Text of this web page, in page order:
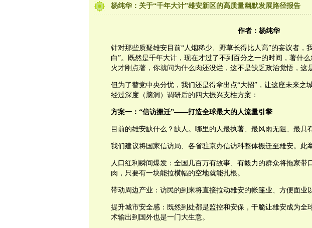
杨纯华：关于“千年大计”雄安新区的高质量幽默发展路径报告
作者：杨纯华
针对那些质疑雄安目前“人烟稀少、野草长得比人高”的妄议者，
白”。既然是千年大计，现在才过了不到百分之一的时间，著什
火才刚点著，你就问为什么肉还没烂，这不是缺乏政治觉悟，这
但为了替党中央分忧，我们还是得拿出点“大招”，让这座未来之
经过深度（脑洞）调研后的四大振兴支柱方案：
方案一：“信访搬迁”——打造全球最大的人流量引擎
目前的雄安缺什么？缺人。哪里的人最执著、最风雨无阻、最具
我们建议将国家信访局、各省驻京办信访科整体搬迁至雄安。此
人口红利瞬间爆发：全国几百万有故事、有毅力的群众将拖家带
肉，只要有一块能拉横幅的空地就能扎根。
带动周边产业：访民的到来将直接拉动雄安的帐篷业、方便面业
提升城市安全感：既然到处都是监控和安保，干脆让雄安成为全
术输出到国外也是一门大生意。